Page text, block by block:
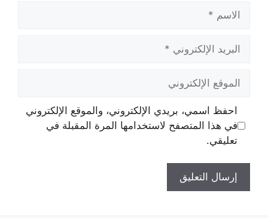
الإلكتروني
الإلكتروني
احفظ اسمي، بريدي الإلكتروني، والموقع الإلكتروني
في هذا المتصفح لاستخدامها المرة المقبلة في
تعليقي.